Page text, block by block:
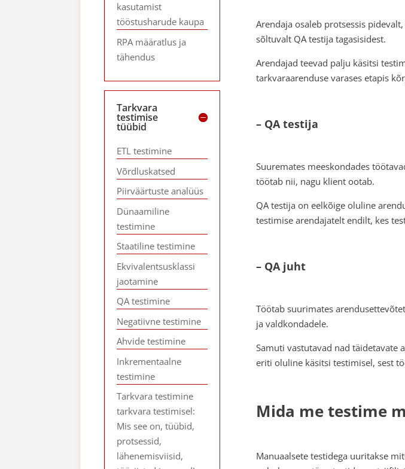
Arendaja osaleb protsessis
sõltuvalt QA testija tagasisidest.
Arendajad teevad palju käsitsi
tarkvaraarenduse varases etapis
– QA testija
Suuremates meeskondades
töötab nii, nagu klient ootab.
QA testija on eelkõige oluline
testimise arendajatelt endilt, kes
– QA juht
Töötab suurimates
ja valdkondadele.
Samuti vastutavad nad täidetavate
eriti oluline käsitsi testimisel, sest
Mida me testime
Manuaalsete testidega uuritakse
kasutamist
tööstusharude kaupa
RPA määratlus ja
tähendus
Tarkvara
testimise
tüübid
ETL testimine
Võrdluskatsed
Piirväärtuste analüüs
Dünaamiline
testimine
Staatiline testimine
Ekvivalentsusklassi
jaotamine
QA testimine
Negatiivne testimine
Ahvide testimine
Inkrementaalne
testimine
Tarkvara testimine
tarkvara testimisel:
Mis see on, tüübid,
protsessid,
lähenemisviisid,